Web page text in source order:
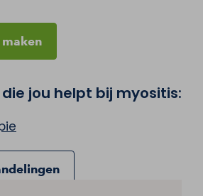
jou helpt bij myositis: